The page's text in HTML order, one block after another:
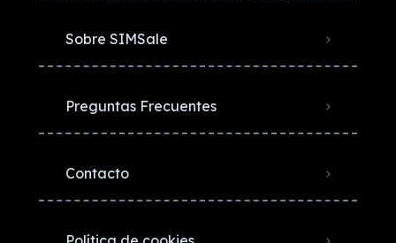
Sobre SIMSale
Preguntas Frecuentes
Contacto